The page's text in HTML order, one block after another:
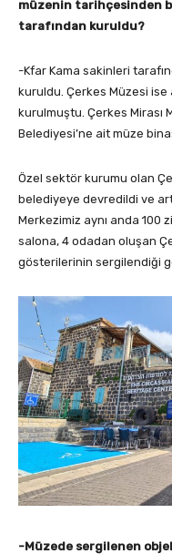
müzenin tarihçesinden
tarafından kuruldu?
-Kfar Kama sakinleri
kuruldu. Çerkes Müzesi ise
kurulmuştu. Çerkes Mirası
Belediyesi’ne ait müze
Özel sektör kurumu olan
belediyeye devredildi ve
Merkezimiz aynı anda 100
salona, 4 odadan oluşan
gösterilerinin sergilendiği
-Müzede sergilenen